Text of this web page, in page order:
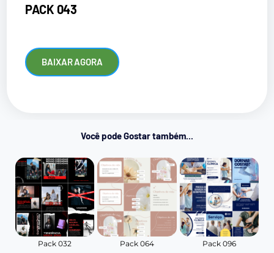
PACK 043
BAIXAR AGORA
Você pode Gostar também...
Pack 032 Pack 064 Pack 096